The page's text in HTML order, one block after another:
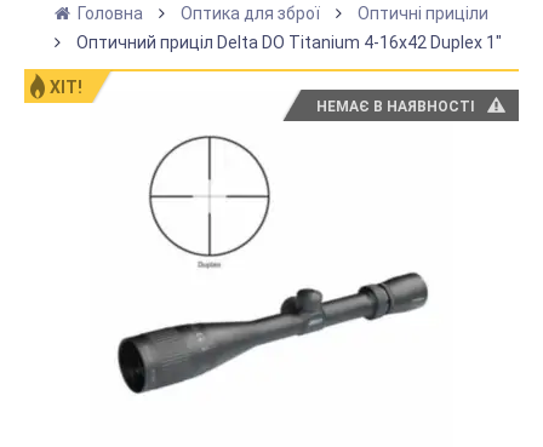
Головна Оптика для зброї
Оптичні приціли
Оптичний приціл Delta DO Titanium 4-16x42 Duplex 1"
ХІТ!
НЕМАЄ В НАЯВНОСТІ